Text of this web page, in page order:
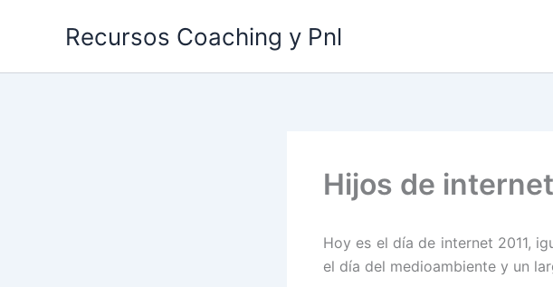
Recursos Coaching y Pnl
Hijos de internet
Hoy es el día de internet 2011,
el día del medioambiente y un